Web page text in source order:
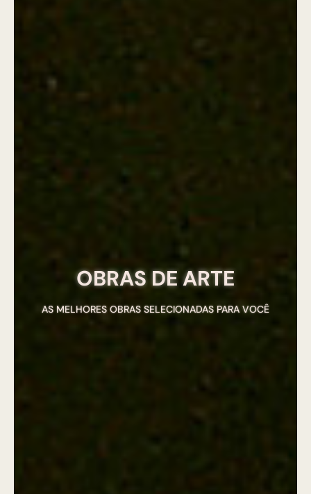
OBRAS DE ARTE
AS MELHORES OBRAS SELECIONADAS PARA VOCÊ